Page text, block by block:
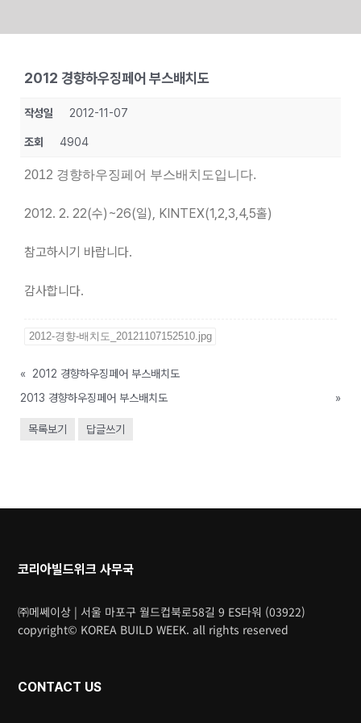
content2012 경향하우징페어 부스배치도
작성일 2012-11-07
조회 4904
2012 경향하우징페어 부스배치도입니다.
2012. 2. 22(수)~26(일), KINTEX(1,2,3,4,5홀)
참고하시기 바랍니다.
감사합니다.
2012-경향-배치도_20121107152510.jpg
«
2012 경향하우징페어 부스배치도
2013 경향하우징페어 부스배치도
»
목록보기 답글쓰기
코리아빌드위크 사무국
㈜메쎄이상 | 서울 마포구 월드컵북로58길 9 ES타워 (03922)
copyright© KOREA BUILD WEEK. all rights reserved
CONTACT US